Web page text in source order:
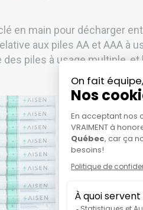
en main pour décharger
aux piles AA et AAA à
des piles à usage multiple,
Grâce à ce
échanger
habitudes
leur ajouter
opérations